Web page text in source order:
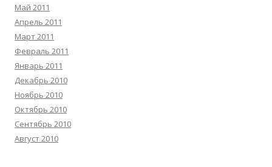
Май 2011
Апрель 2011
Март 2011
Февраль 2011
Январь 2011
Декабрь 2010
Ноябрь 2010
Октябрь 2010
Сентябрь 2010
Август 2010